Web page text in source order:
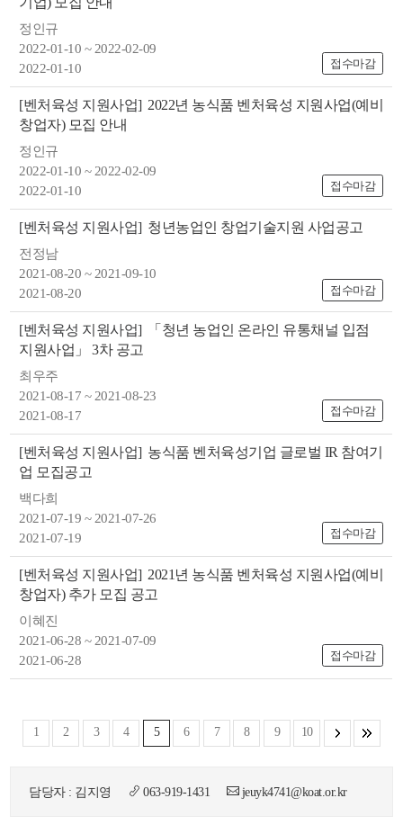
정인규
2022-01-10 ~ 2022-02-09
2022-01-10
접수마감
[벤처육성 지원사업] 2022년 농식품 벤처육성 지원사업(예비
창업자) 모집 안내
정인규
2022-01-10 ~ 2022-02-09
2022-01-10
접수마감
[벤처육성 지원사업] 청년농업인 창업기술지원 사업공고
전정남
2021-08-20 ~ 2021-09-10
2021-08-20
접수마감
[벤처육성 지원사업]
「청년 농업인 온라인 유통채널 입점
지원사업」 3차 공고
최우주
2021-08-17 ~ 2021-08-23
2021-08-17
접수마감
[벤처육성 지원사업] 농식품 벤처육성기업 글로벌 IR 참여기
업 모집공고
백다희
2021-07-19 ~ 2021-07-26
2021-07-19
접수마감
[벤처육성 지원사업] 2021년 농식품 벤처육성 지원사업(예비
창업자) 추가 모집 공고
이혜진
2021-06-28 ~ 2021-07-09
2021-06-28
접수마감
1 2 3 4 5 6 7 8 9 10
담당자 : 김지영 063-919-1431 jeuyk4741@koat.or.kr